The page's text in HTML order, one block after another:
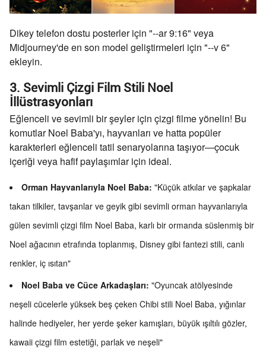
Dikey telefon dostu posterler için "--ar 9:16" veya
Midjourney'de en son model geliştirmeleri için "--v 6"
ekleyin.
3. Sevimli Çizgi Film Stili Noel
İllüstrasyonları
Eğlenceli ve sevimli bir şeyler için çizgi filme yönelin! Bu
komutlar Noel Baba'yı, hayvanları ve hatta popüler
karakterleri eğlenceli tatil senaryolarına taşıyor—çocuk
içeriği veya hafif paylaşımlar için ideal.
Orman Hayvanlarıyla Noel Baba: "Küçük atkılar ve şapkalar
takan tilkiler, tavşanlar ve geyik gibi sevimli orman hayvanlarıyla
gülen sevimli çizgi film Noel Baba, karlı bir ormanda süslenmiş bir
Noel ağacının etrafında toplanmış, Disney gibi fantezi stili, canlı
renkler, iç ısıtan"
Noel Baba ve Cüce Arkadaşları: "Oyuncak atölyesinde
neşeli cücelerle yüksek beş çeken Chibi stili Noel Baba, yığınlar
halinde hediyeler, her yerde şeker kamışları, büyük ışıltılı gözler,
kawaii çizgi film estetiği, parlak ve neşeli"